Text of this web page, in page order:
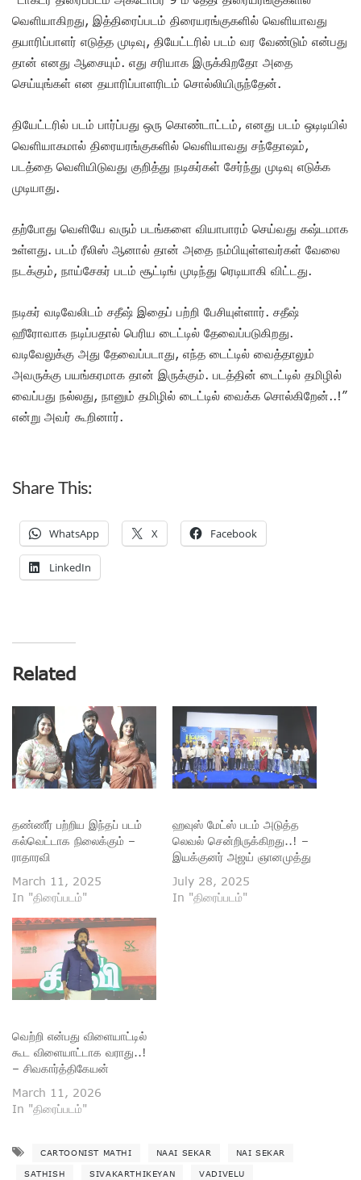
வெளியாகிறது, இத்திரைப்படம் திரையரங்குகளில் வெளியாவது
தயாரிப்பாளர் எடுத்த முடிவு, தியேட்டரில் படம் வர வேண்டும் என்பது
தான் எனது ஆசையும். எது சரியாக இருக்கிறதோ அதை
செய்யுங்கள் என தயாரிப்பாளரிடம் சொல்லியிருந்தேன்.
தியேட்டரில் படம் பார்ப்பது ஒரு கொண்டாட்டம், எனது படம் ஒடிடியில்
வெளியாகமால் திரையரங்குகளில் வெளியாவது சந்தோஷம்,
படத்தை வெளியிடுவது குறித்து நடிகர்கள் சேர்ந்து முடிவு எடுக்க
முடியாது.
தற்போது வெளியே வரும் படங்களை வியாபாரம் செய்வது கஷ்டமாக
உள்ளது. படம் ரீலிஸ் ஆனால் தான் அதை நம்பியுள்ளவர்கள் வேலை
நடக்கும், நாய்சேகர் படம் சூட்டிங் முடிந்து ரெடியாகி விட்டது.
நடிகர் வடிவேலிடம் சதீஷ் இதைப் பற்றி பேசியுள்ளார். சதீஷ்
ஹீரோவாக நடிப்பதால் பெரிய டைட்டில் தேவைப்படுகிறது.
வடிவேலுக்கு அது தேவைப்படாது, எந்த டைட்டில் வைத்தாலும்
அவருக்கு பயங்கரமாக தான் இருக்கும். படத்தின் டைட்டில் தமிழில்
வைப்பது நல்லது, நானும் தமிழில் டைட்டில் வைக்க சொல்கிறேன்..!”
என்று அவர் கூறினார்.
Share This:
WhatsApp X Facebook
LinkedIn
Related
தண்ணீர் பற்றிய இந்தப் படம்
கல்வெட்டாக நிலைக்கும் –
ராதாரவி
March 11, 2025
In "திரைப்படம்"
ஹவுஸ் மேட்ஸ் படம் அடுத்த
லெவல் சென்றிருக்கிறது..! –
இயக்குனர் அஜய் ஞானமுத்து
July 28, 2025
In "திரைப்படம்"
வெற்றி என்பது விளையாட்டில்
கூட விளையாட்டாக வராது..!
– சிவகார்த்திகேயன்
March 11, 2026
In "திரைப்படம்"
CARTOONIST MATHI NAAI SEKAR NAI SEKAR
SATHISH SIVAKARTHIKEYAN VADIVELU